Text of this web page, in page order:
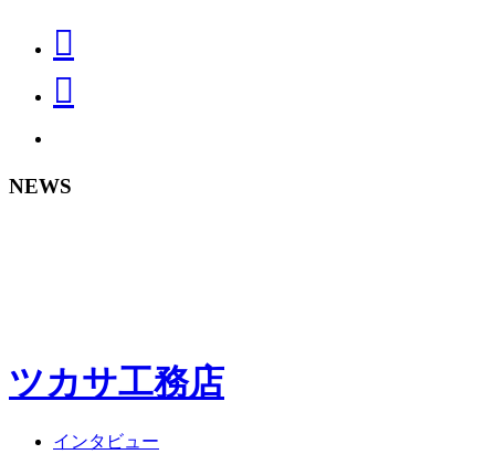
NEWS
ツカサ工務店
インタビュー